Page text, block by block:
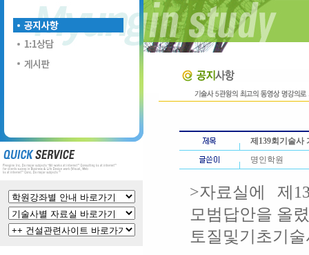
제139회기술사
명인학원
>자료실에 제
모범답안을 올
토질및기초기